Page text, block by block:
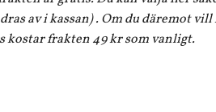
av i kassan) . Om du däremot
frakten 49 kr som vanligt.